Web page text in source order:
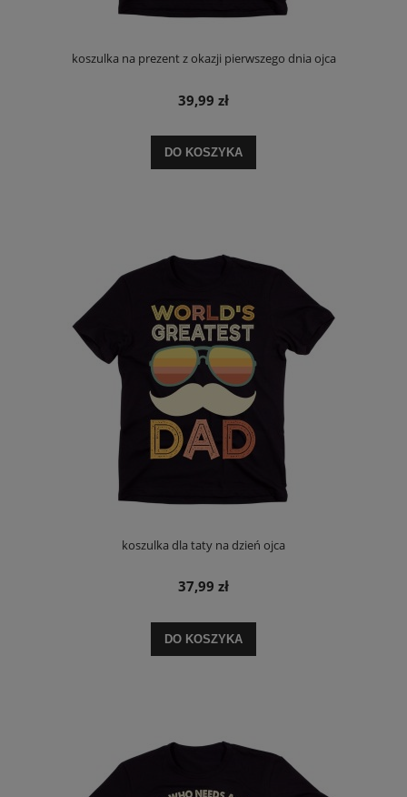
koszulka na prezent z okazji pierwszego dnia ojca
39,99 zł
DO KOSZYKA
koszulka dla taty na dzień ojca
37,99 zł
DO KOSZYKA